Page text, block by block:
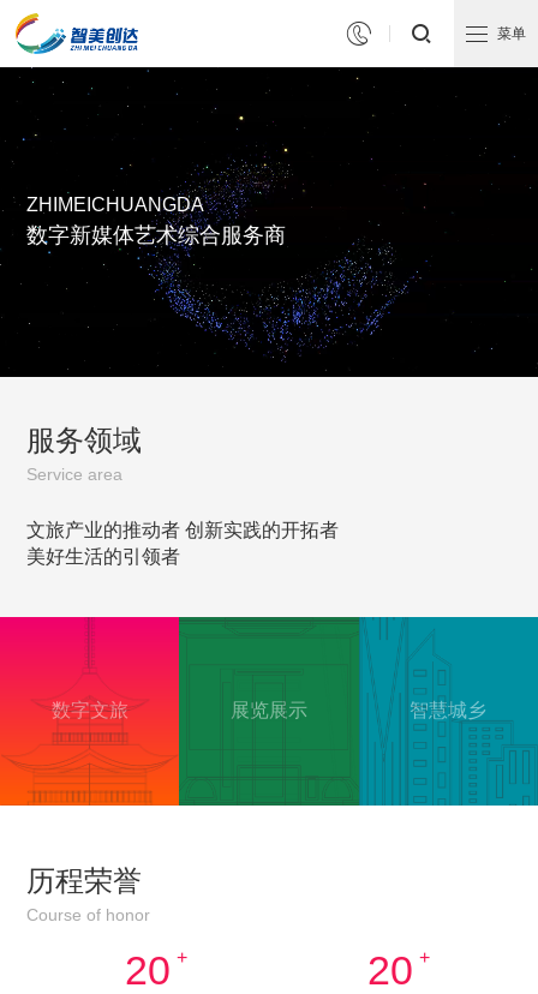
  菜单
ZHIMEICHUANGDA
数字新媒体艺术综合服务商
服务领域
Service area
文旅产业的推动者 创新实践的开拓者
美好生活的引领者
数字文旅 展览展示 智慧城乡
历程荣誉
Course of honor
20 + 20 +